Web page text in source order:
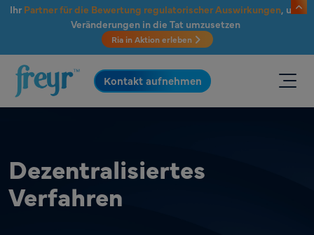
Zum Hauptinhalt springen
Ihr Partner für die Bewertung regulatorischer Auswirkungen, um
Veränderungen in die Tat umzusetzen
Ria in Aktion erleben
.
Kontakt aufnehmen
Dezentralisiertes
Verfahren